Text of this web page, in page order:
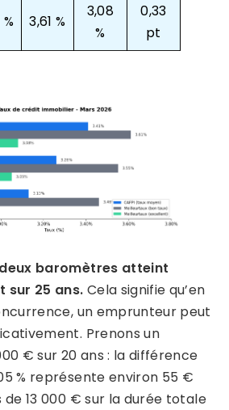
3,61 %
3,08
%
0,33
pt
baromètres atteint
sur 25 ans. Cela signifie qu’en
un emprunteur peut
Prenons un
€ sur 20 ans : la différence
% représente environ 55 €
de 13 000 € sur la durée totale